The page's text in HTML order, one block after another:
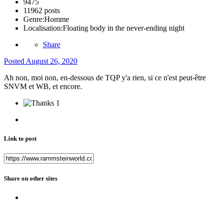
9475
11962 posts
Genre:Homme
Localisation:Floating body in the never-ending night
Share
Posted August 26, 2020
Ah non, moi non, en-dessous de TQP y'a rien, si ce n'est peut-être
SNVM et WB, et encore.
1
Link to post
Share on other sites